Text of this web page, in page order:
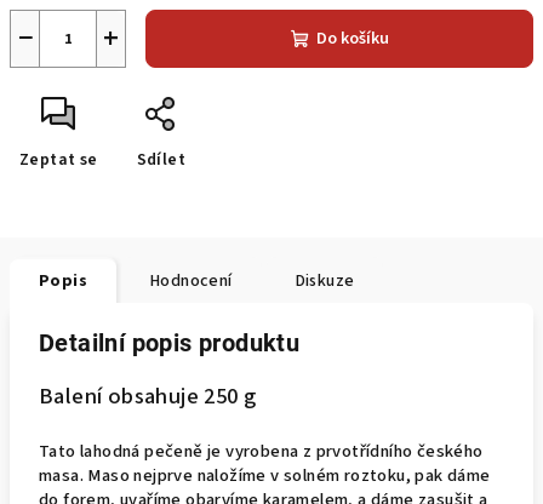
+
− Do košíku
Zeptat se Sdílet
Popis Hodnocení Diskuze
Detailní popis produktu
Balení obsahuje 250 g
Tato lahodná pečeně je vyrobena z prvotřídního českého
masa. Maso nejprve naložíme v solném roztoku, pak dáme